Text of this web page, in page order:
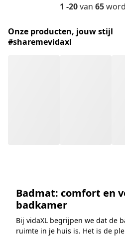
1 -20van 65
Onze producten, jouw stijl
#sharemevidaxl
Meer weergeven
Neem contact met